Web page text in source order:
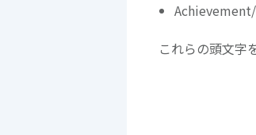
Achievement/
これらの頭文字